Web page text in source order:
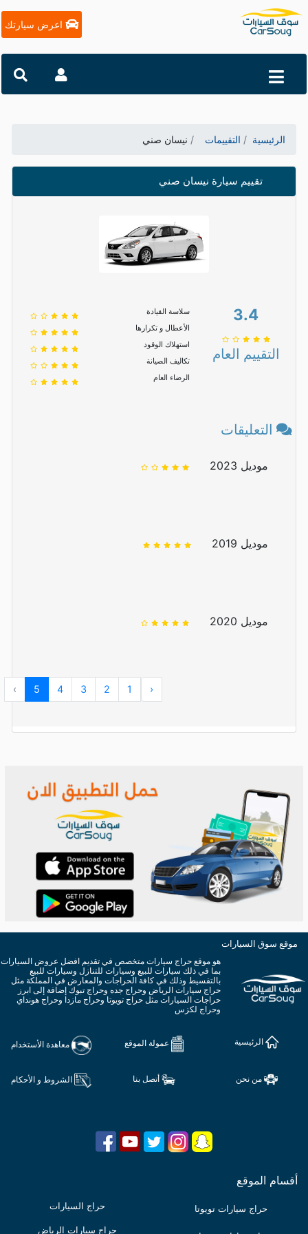
اعرض سيارتك
الرئيسية التقييمات نيسان صني
تقييم سيارة نيسان صني
3.4
التقييم العام
سلاسة القيادة
الأعطال و تكرارها
استهلاك الوقود
تكاليف الصيانة
الرضاء العام
التعليقات
موديل 2023
موديل 2019
موديل 2020
‹
1
2
3
4
5
›
موقع سوق السيارات
هو موقع حراج سيارات متخصص في تقديم افضل عروض السيارات
بما في ذلك سيارات للبيع وسيارات للتنازل وسيارات للبيع
بالتقسيط وذلك في كافة الحراجات والمعارض في المملكة مثل
حراج سيارات الرياض وحراج جده وحراج تبوك إضافة إلى ابرز
حراجات السيارات مثل حراج تويوتا وحراج مازدا وحراج هونداي
وحراج لكزس
معاهدة الأستخدام الرئيسية
أتصل بنا من نحن
أقسام الموقع
حراج السيارات
حراج سيارات الرياض
حراج سيارات تويوتا